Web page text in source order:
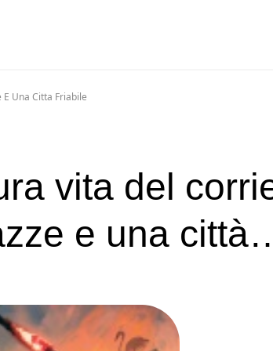
Una Citta Friabile
vita del
e una